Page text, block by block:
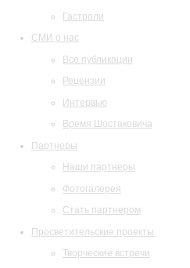
Гастроли
СМИ о нас
Все публикации
Рецензии
Интервью
Время Шостаковича
Партнеры
Наши партнеры
Фотогалерея
Стать партнером
Просветительские проекты
Творческие встречи